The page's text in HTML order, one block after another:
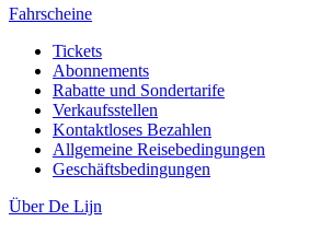
Fahrscheine
Tickets
Abonnements
Rabatte und Sondertarife
Verkaufsstellen
Kontaktloses Bezahlen
Allgemeine Reisebedingungen
Geschäftsbedingungen
Über De Lijn